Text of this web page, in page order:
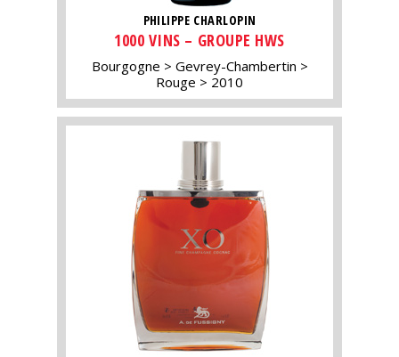
PHILIPPE CHARLOPIN
1000 VINS – GROUPE HWS
Bourgogne
Gevrey-Chambertin
Rouge
2010